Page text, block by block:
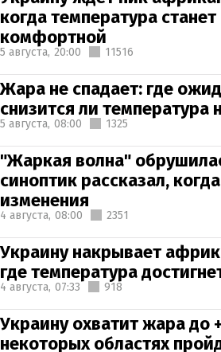
когда температура
комфортной
5 августа, 20:00 11516
Жара не спадает: где
снизится ли температура
5 августа, 08:00 1325
"Жаркая волна"
синоптик рассказал,
изменения
4 августа, 08:00 2351
Украину накрывает
где температура
4 августа, 07:33 918
Украину охватит жара до
некоторых областях